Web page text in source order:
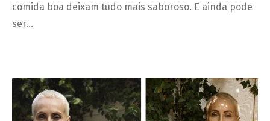
comida boa deixam tudo mais saboroso. E ainda pode
ser…